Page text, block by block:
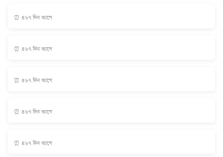
⏰ ৪৮৭ দিন আগে
⏰ ৪৮৭ দিন আগে
⏰ ৪৮৭ দিন আগে
⏰ ৪৮৭ দিন আগে
⏰ ৪৮৭ দিন আগে